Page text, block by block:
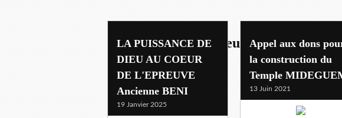
benir l'oeuvre de dieu
LA PUISSANCE DE
DIEU AU COEUR
DE L'EPREUVE
Ancienne BENI
19 Janvier 2025
Appel aux dons
la construction du
Temple
13 Juin 2021